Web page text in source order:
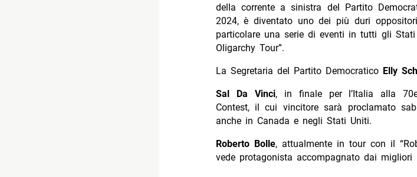
della corrente a sinistra del Partito
2024, è diventato uno dei più duri
particolare una serie di eventi in tutti gli
Oligarchy Tour”.
La Segretaria del Partito DemocraticoElly
Sal Da Vinci, in finale per l’Italia alla
Contest, il cui vincitore sarà proclamato
anche in Canada e negli Stati Uniti.
Roberto Bolle, attualmente in tour con il
vede protagonista accompagnato dai